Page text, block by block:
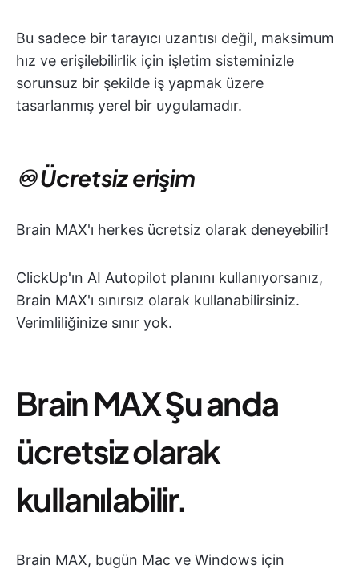
Bu sadece bir tarayıcı uzantısı değil, maksimum
hız ve erişilebilirlik için işletim sisteminizle
sorunsuz bir şekilde iş yapmak üzere
tasarlanmış yerel bir uygulamadır.
♾️ Ücretsiz erişim
Brain MAX'ı herkes ücretsiz olarak deneyebilir!
ClickUp'ın AI Autopilot planını kullanıyorsanız,
Brain MAX'ı sınırsız olarak kullanabilirsiniz.
Verimliliğinize sınır yok.
Brain MAXŞu anda
ücretsiz olarak
kullanılabilir.
Brain MAX, bugün Mac ve Windows için